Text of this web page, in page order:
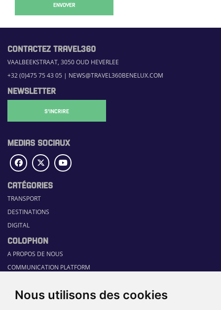
Nous utilisons des cookies
ENVOYER
CONTACTEZ TRAVEL360
VAALBEEKSTRAAT, 3050 OUD HEVERLEE
+32 (0)475 75 43 05 | NEWS@TRAVEL360BENELUX.COM
NEWSLETTER
S'INCRIRE
MEDIAS SOCIAUX
CATÉGORIES
TRANSPORT
DESTINATIONS
DIGITAL
COLOPHON
A PROPOS DE NOUS
COMMUNICATION PLATFORM
RUBRIQUES